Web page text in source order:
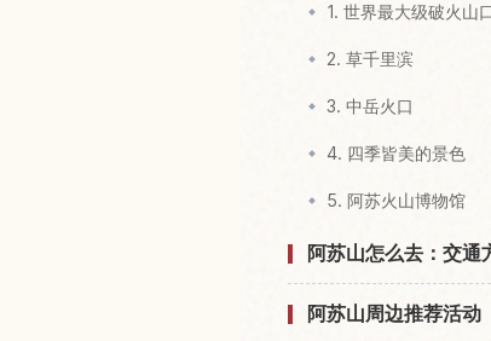
1. 世界最大级破火山
2. 草千里滨
3. 中岳火口
4. 四季皆美的景色
5. 阿苏火山博物馆
阿苏山怎么去：交通
阿苏山周边推荐活动